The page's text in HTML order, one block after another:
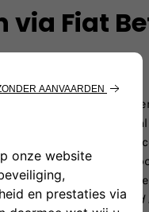
via Fiat
jouw nieuwe Fiat
Of je nu kiest voor een
rijd je
aankoopbedrag te
in het leven.Let op: geld